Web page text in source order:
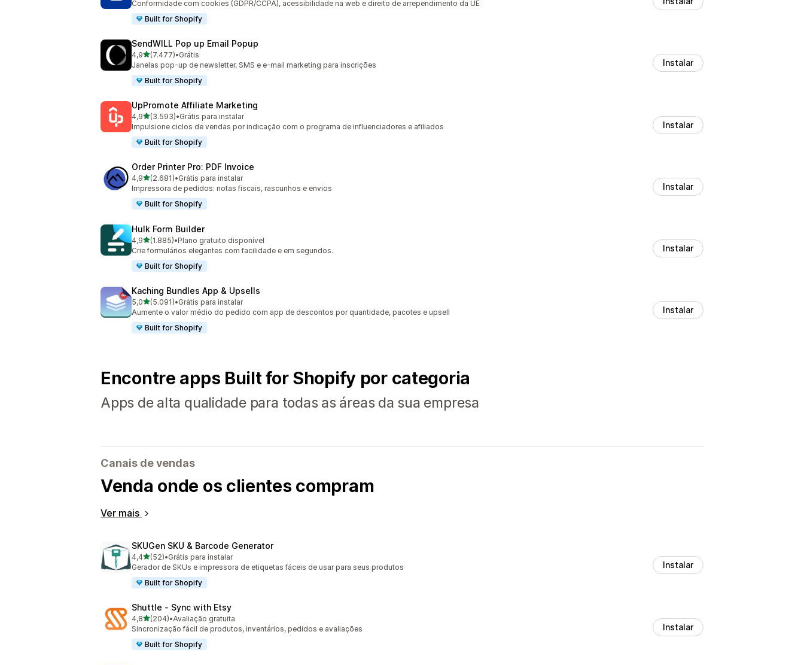
Conformidade com cookies (GDPR/CCPA), acessibilidade na web e direito de arrependimento da UE
Built for Shopify
SendWILL Pop up Email Popup
4,9de 5 estrelas
(7.477)
7477 avaliações ao todo
•Grátis
Janelas pop-up de newsletter, SMS e e-mail marketing para inscrições
Built for Shopify
Instalar
UpPromote Affiliate Marketing
4,9de 5 estrelas
(3.593)
3593 avaliações ao todo
•Grátis para instalar
Impulsione ciclos de vendas por indicação com o programa de influenciadores e afiliados
Built for Shopify
Instalar
Order Printer Pro: PDF Invoice
4,9de 5 estrelas
(2.681)
2681 avaliações ao todo
•Grátis para instalar
Impressora de pedidos: notas fiscais, rascunhos e envios
Built for Shopify
Instalar
Hulk Form Builder
4,9de 5 estrelas
(1.885)
1885 avaliações ao todo
•Plano gratuito disponível
Crie formulários elegantes com facilidade e em segundos.
Built for Shopify
Instalar
Kaching Bundles App & Upsells
5,0de 5 estrelas
(5.091)
5091 avaliações ao todo
•Grátis para instalar
Aumente o valor médio do pedido com app de descontos por quantidade, pacotes e upsell
Built for Shopify
Instalar
Encontre apps Built for Shopify por categoria
Apps de alta qualidade para todas as áreas da sua empresa
Canais de vendas
Venda onde os clientes compram
Ver mais
SKUGen SKU & Barcode Generator
4,4de 5 estrelas
(52)
52 avaliações ao todo
•Grátis para instalar
Gerador de SKUs e impressora de etiquetas fáceis de usar para seus produtos
Built for Shopify
Instalar
Shuttle ‑ Sync with Etsy
4,8de 5 estrelas
(204)
204 avaliações ao todo
•Avaliação gratuita
Sincronização fácil de produtos, inventários, pedidos e avaliações
Built for Shopify
Instalar